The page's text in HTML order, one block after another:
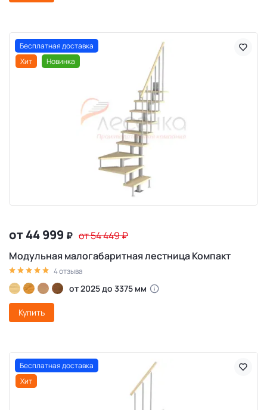
Бесплатная доставка
Хит
Новинка
от 44 999 ₽ от 54 449₽
Модульная малогабаритная лестница Компакт
4 отзыва
от 2025 до 3375 мм
Купить
Бесплатная доставка
Хит